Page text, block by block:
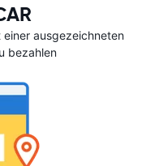
einer ausgezeichneten
bezahlen